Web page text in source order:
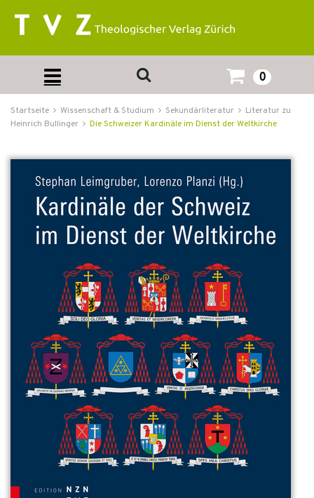
0
Startseite Wissenschaft & Studium Sekundärliteratur
Literatur zu
Heinrich Bullinger
Die Schweizer Kardinäle im Dienst der Weltkirche